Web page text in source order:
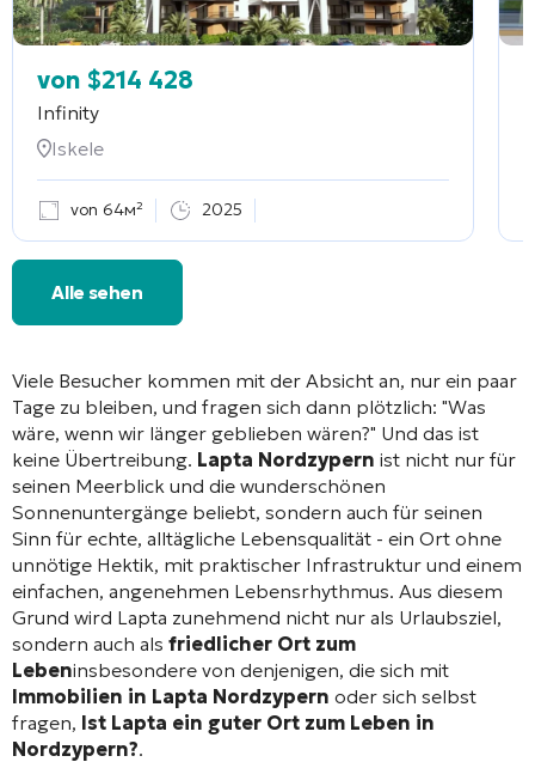
von $214 428
Infinity
Iskele
von 64м² 2025
Alle sehen
Viele Besucher kommen mit der Absicht an, nur ein paar
Tage zu bleiben, und fragen sich dann plötzlich: "Was
wäre, wenn wir länger geblieben wären?" Und das ist
keine Übertreibung. Lapta Nordzypern ist nicht nur für
seinen Meerblick und die wunderschönen
Sonnenuntergänge beliebt, sondern auch für seinen
Sinn für echte, alltägliche Lebensqualität - ein Ort ohne
unnötige Hektik, mit praktischer Infrastruktur und einem
einfachen, angenehmen Lebensrhythmus. Aus diesem
Grund wird Lapta zunehmend nicht nur als Urlaubsziel,
sondern auch als friedlicher Ort zum
Lebeninsbesondere von denjenigen, die sich mit
Immobilien in Lapta Nordzypern oder sich selbst
fragen, Ist Lapta ein guter Ort zum Leben in
Nordzypern?.